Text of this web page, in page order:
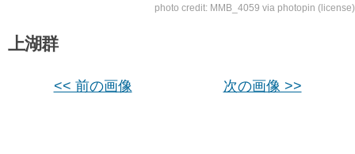
photo credit: MMB_4059 via photopin (license)
上湖群
<< 前の画像 次の画像 >>